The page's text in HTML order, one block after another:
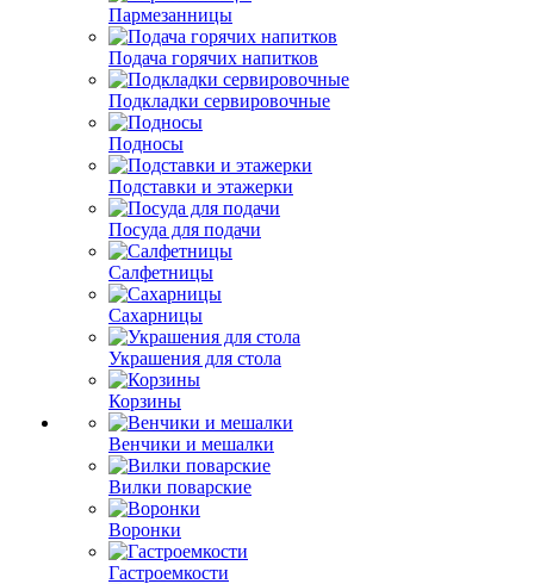
Пармезанницы
Подача горячих напитков
Подкладки сервировочные
Подносы
Подставки и этажерки
Посуда для подачи
Салфетницы
Сахарницы
Украшения для стола
Корзины
Венчики и мешалки
Вилки поварские
Воронки
Гастроемкости